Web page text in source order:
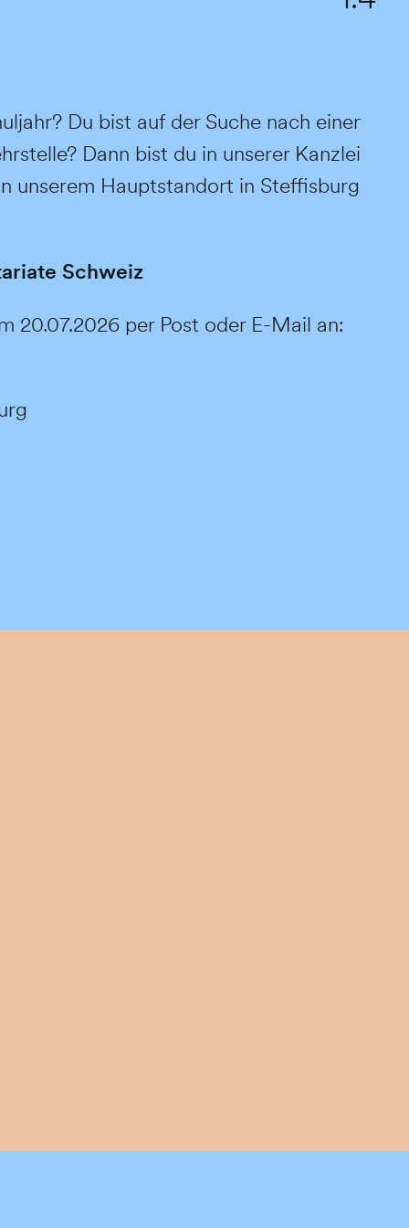
Du bist auf der Suche nach einer
Dann bist du in unserer Kanzlei
unserem Hauptstandort in Steffisburg
Schweiz
20.07.2026 per Post oder E-Mail an: